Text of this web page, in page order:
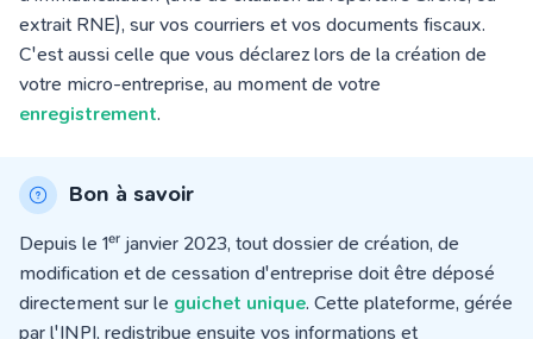
extrait RNE), sur vos courriers et vos documents fiscaux.
C'est aussi celle que vous déclarez lors de la création de
votre micro-entreprise, au moment de votre
enregistrement.
Bon à savoir
Depuis le 1ᵉʳ janvier 2023, tout dossier de création, de
modification et de cessation d'entreprise doit être déposé
directement sur le guichet unique. Cette plateforme, gérée
par l'INPI, redistribue ensuite vos informations et